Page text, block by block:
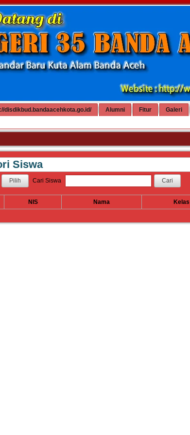
disdikbud.bandaacehkota.go.id/ Alumni Fitur Galeri
Siswa
Cari Siswa
NIS Nama Kelas